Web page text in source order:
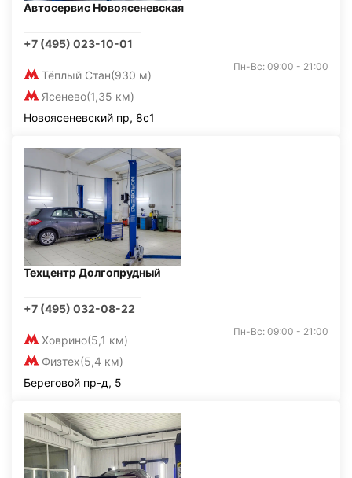
Автосервис Новоясеневская
+7 (495) 023-10-01
Тёплый Стан(930 м)
Ясенево(1,35 км)
Пн-Вс: 09:00 - 21:00
Новоясеневский пр, 8с1
Техцентр Долгопрудный
+7 (495) 032-08-22
Ховрино(5,1 км)
Физтех(5,4 км)
Пн-Вс: 09:00 - 21:00
Береговой пр-д, 5